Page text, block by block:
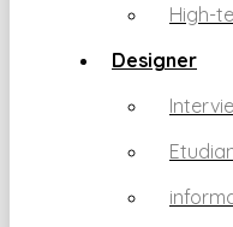
High-
Designer